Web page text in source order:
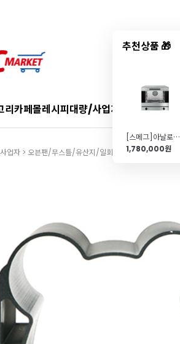
추천상품 🎁
[스메그]아날로그 컨벡션오븐(ALFA43K)
1,780,000원
리카페몰레시피대량/사업자 브랜드샵신상품
업자 > 오븐팬/무스틀/유산지/일회용틀 >제빵용 틀